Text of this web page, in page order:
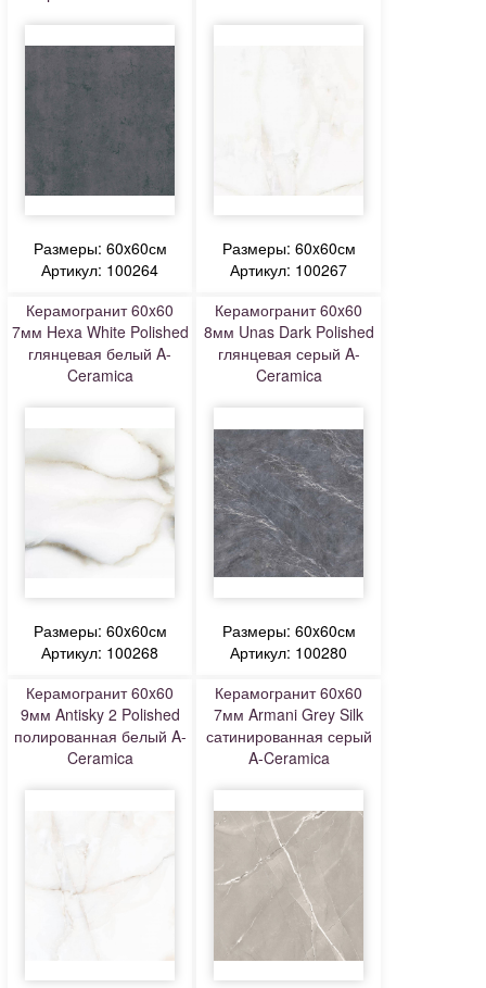
Размеры: 60x60см
Артикул: 100264
Размеры: 60x60см
Артикул: 100267
Керамогранит 60x60
7мм Hexa White Polished
глянцевая белый A-
Ceramica
Размеры: 60x60см
Артикул: 100268
Керамогранит 60x60
8мм Unas Dark Polished
глянцевая серый A-
Ceramica
Размеры: 60x60см
Артикул: 100280
Керамогранит 60x60
9мм Antisky 2 Polished
полированная белый A-
Ceramica
Керамогранит 60x60
7мм Armani Grey Silk
сатинированная серый
A-Ceramica